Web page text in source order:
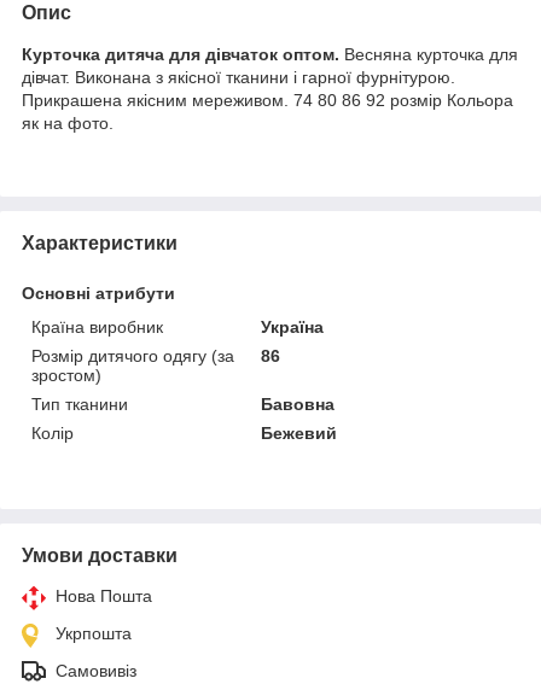
Опис
Курточка дитяча для дівчаток оптом. Весняна курточка для
дівчат. Виконана з якісної тканини і гарної фурнітурою.
Прикрашена якісним мереживом. 74 80 86 92 розмір Кольора
як на фото.
Характеристики
Основні атрибути
Країна виробник
Україна
Розмір дитячого одягу (за
зростом)
86
Тип тканини
Бавовна
Колір
Бежевий
Умови доставки
Нова Пошта
Укрпошта
Самовивіз